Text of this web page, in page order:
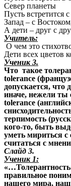
Север планеты
Пусть встретится
Запад – с
А дети – друг с
Учитель:
О чем это
Дети всех цветов
Ученик 3.
Что такое
tolerance
допускается, что
иначе, нежели ты
tolerance
терпимость
кого-то, быть
уметь мириться с
считаться с
Слайд 3.
Ученик 1:
правильное
нашего мира,